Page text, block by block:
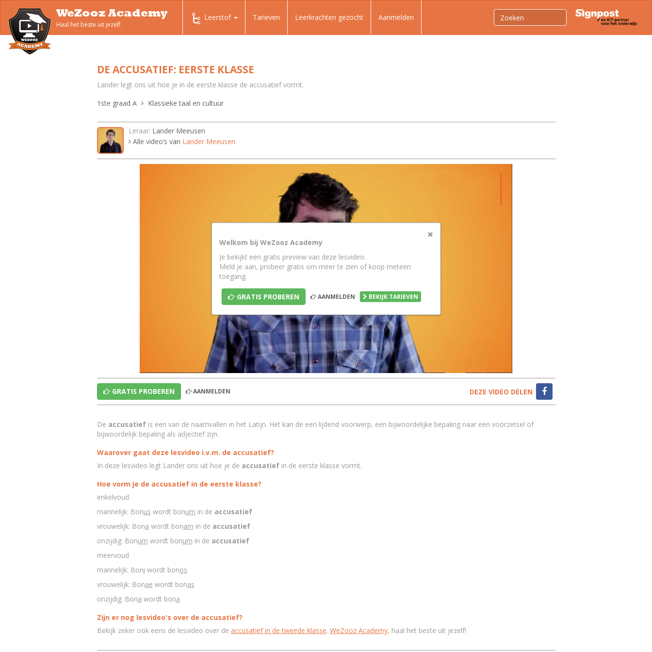
WeZooz Academy
Haal het beste uit jezelf.
Leerstof Tarieven Leerkrachten gezocht Aanmelden
DE ACCUSATIEF: EERSTE KLASSE
Lander legt ons uit hoe je in de eerste klasse de accusatief vormt.
1ste graad A
Klassieke taal en cultuur
Leraar: Lander Meeusen
Alle video’s van Lander Meeusen
×
Welkom bij WeZooz Academy
Je bekijkt een gratis preview van deze lesvideo.
Meld je aan, probeer gratis om meer te zien of koop meteen
toegang.
GRATIS PROBEREN AANMELDEN BEKIJK TARIEVEN
GRATIS PROBEREN AANMELDEN DEZE VIDEO DELEN
De accusatiefis een van de naamvallen in het Latijn. Het kan de een lijdend voorwerp, een bijwoordelijke bepaling naar een voorzetsel of
bijwoordelijk bepaling als adjectief zijn.
Waarover gaat deze lesvideo i.v.m. de accusatief?
In deze lesvideo legt Lander ons uit hoe je de accusatiefin de eerste klasse vormt.
Hoe vorm je de accusatief in de eerste klasse?
enkelvoud
mannelijk: Bonus wordt bonum in de accusatief
vrouwelijk: Bona wordt bonam in de accusatief
onzijdig: Bonum wordt bonum in de accusatief
meervoud
mannelijk: Boni wordt bonos
vrouwelijk: Bonae wordt bonas
onzijdig: Bona wordt bona
Zijn er nog lesvideo's over de accusatief?
Bekijk zeker ook eens de lesvideo over de accusatief in de tweede klasse. WeZooz Academy, haal het beste uit jezelf!